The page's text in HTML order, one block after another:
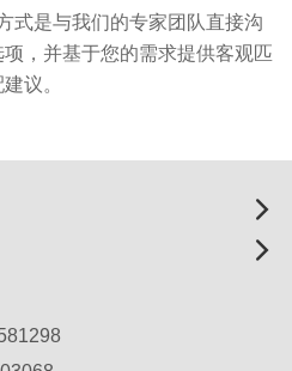
式是与我们的专家团队直接沟
，并基于您的需求提供客观匹
议。